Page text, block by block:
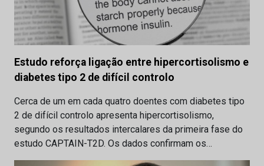
Estudo reforça ligação entre hipercortisolismo e
diabetes tipo 2 de difícil controlo
Cerca de um em cada quatro doentes com diabetes tipo
2 de difícil controlo apresenta hipercortisolismo,
segundo os resultados intercalares da primeira fase do
estudo CAPTAIN-T2D. Os dados confirmam os…